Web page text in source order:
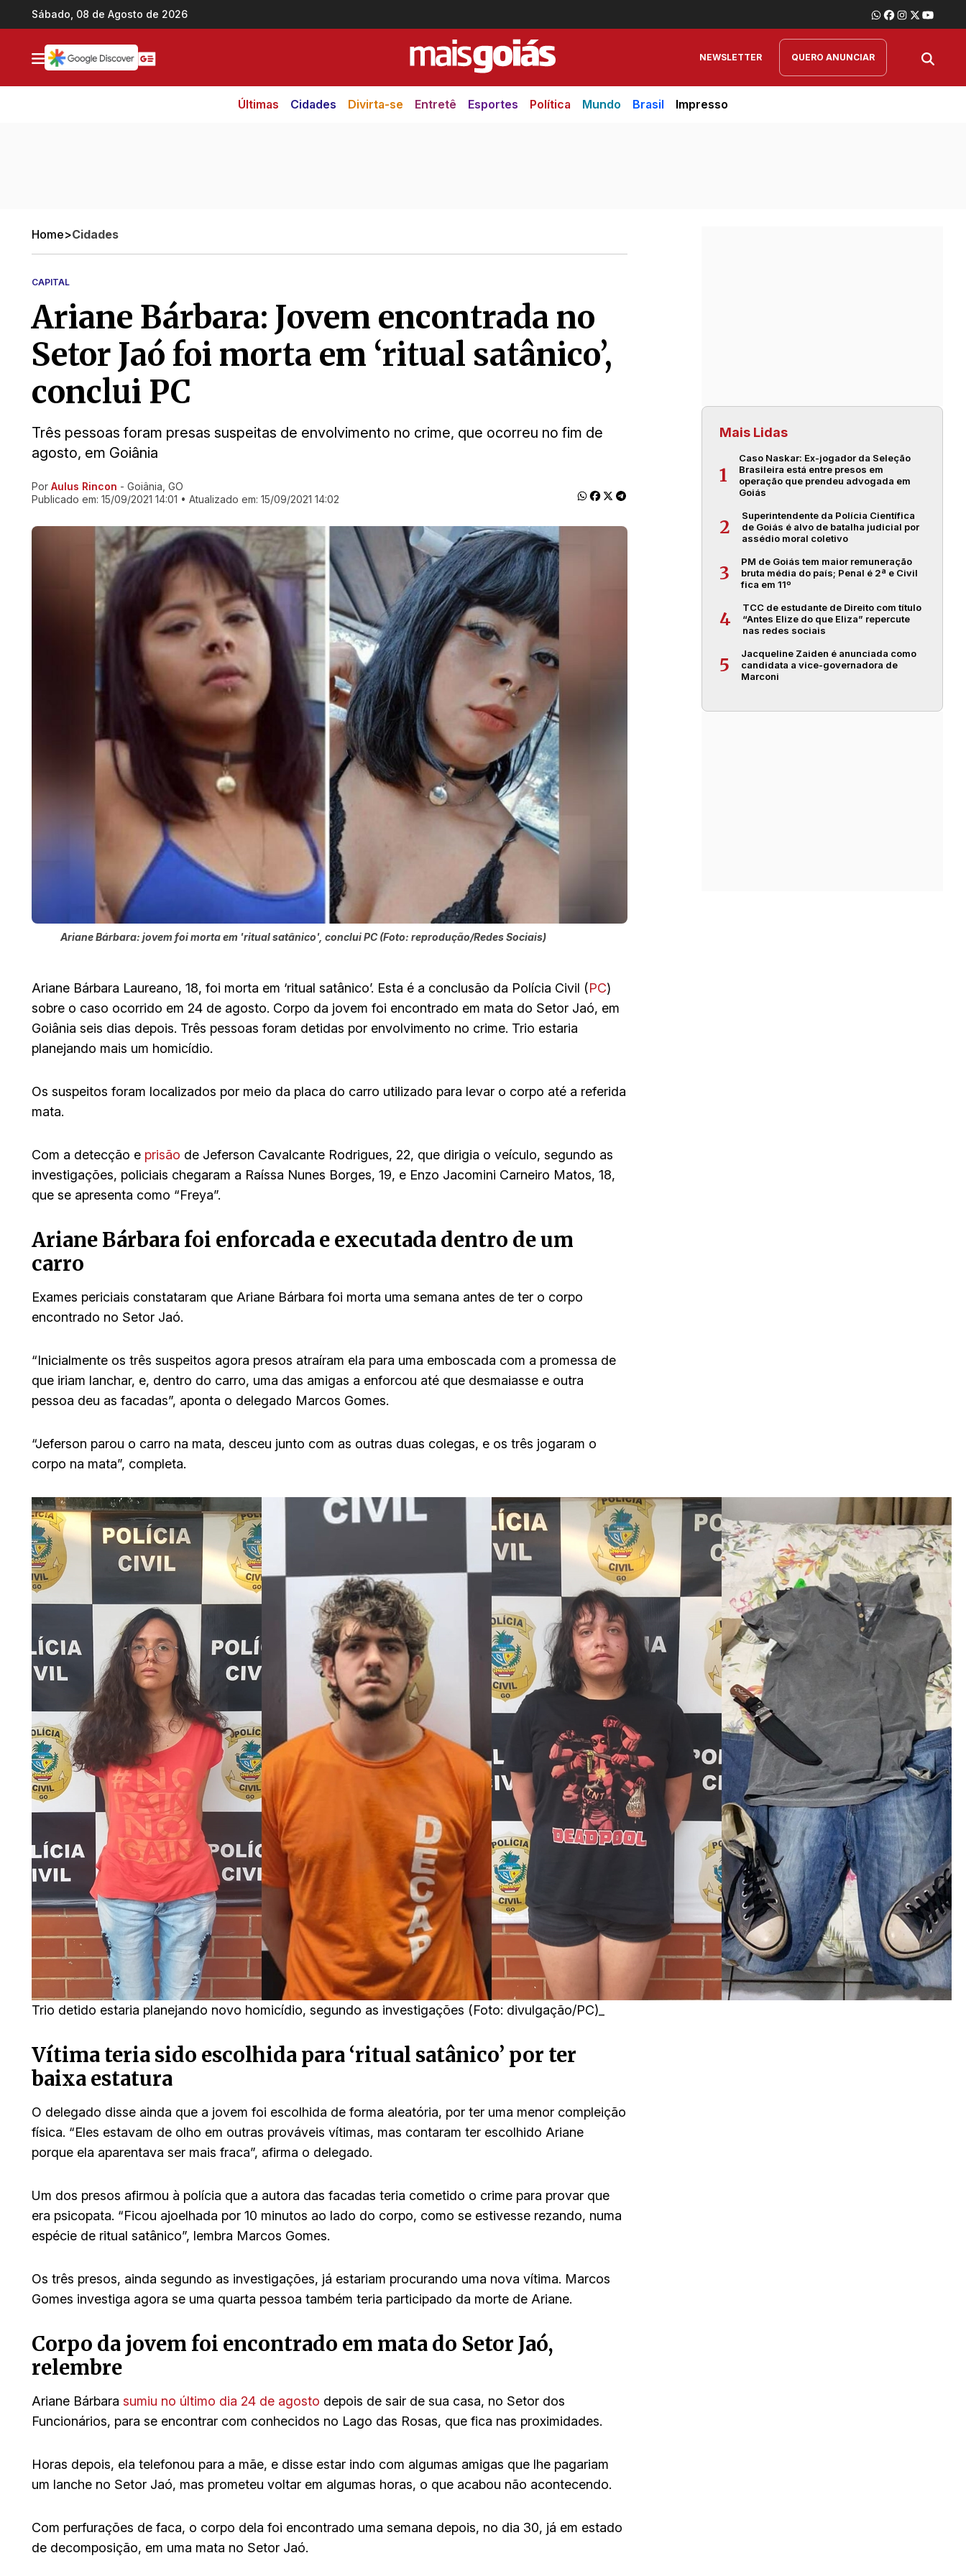
Ir direto pro conteúdo
Sábado, 08 de Agosto de 2026
NEWSLETTER QUERO ANUNCIAR
Últimas Cidades Divirta-se Entretê Esportes Política Mundo Brasil Impresso
Home>Cidades
CAPITAL
Ariane Bárbara: Jovem encontrada no
Setor Jaó foi morta em ‘ritual satânico’,
conclui PC
Três pessoas foram presas suspeitas de envolvimento no crime, que ocorreu no fim de
agosto, em Goiânia
Ir direto pra matéria
Por Aulus Rincon - Goiânia, GO
Publicado em: 15/09/2021 14:01 • Atualizado em: 15/09/2021 14:02
Ariane Bárbara: jovem foi morta em 'ritual satânico', conclui PC (Foto: reprodução/Redes Sociais)
Ariane Bárbara Laureano, 18, foi morta em ‘ritual satânico’. Esta é a conclusão da Polícia Civil (PC)
sobre o caso ocorrido em 24 de agosto. Corpo da jovem foi encontrado em mata do Setor Jaó, em
Goiânia seis dias depois. Três pessoas foram detidas por envolvimento no crime. Trio estaria
planejando mais um homicídio.
Os suspeitos foram localizados por meio da placa do carro utilizado para levar o corpo até a referida
mata.
Com a detecção e prisão de Jeferson Cavalcante Rodrigues, 22, que dirigia o veículo, segundo as
investigações, policiais chegaram a Raíssa Nunes Borges, 19, e Enzo Jacomini Carneiro Matos, 18,
que se apresenta como “Freya”.
Ariane Bárbara foi enforcada e executada dentro de um
carro
Exames periciais constataram que Ariane Bárbara foi morta uma semana antes de ter o corpo
encontrado no Setor Jaó.
“Inicialmente os três suspeitos agora presos atraíram ela para uma emboscada com a promessa de
que iriam lanchar, e, dentro do carro, uma das amigas a enforcou até que desmaiasse e outra
pessoa deu as facadas”, aponta o delegado Marcos Gomes.
“Jeferson parou o carro na mata, desceu junto com as outras duas colegas, e os três jogaram o
corpo na mata”, completa.
Trio detido estaria planejando novo homicídio, segundo as investigações (Foto: divulgação/PC)_
Vítima teria sido escolhida para ‘ritual satânico’ por ter
baixa estatura
O delegado disse ainda que a jovem foi escolhida de forma aleatória, por ter uma menor compleição
física. “Eles estavam de olho em outras prováveis vítimas, mas contaram ter escolhido Ariane
porque ela aparentava ser mais fraca”, afirma o delegado.
Um dos presos afirmou à polícia que a autora das facadas teria cometido o crime para provar que
era psicopata. “Ficou ajoelhada por 10 minutos ao lado do corpo, como se estivesse rezando, numa
espécie de ritual satânico”, lembra Marcos Gomes.
Os três presos, ainda segundo as investigações, já estariam procurando uma nova vítima. Marcos
Gomes investiga agora se uma quarta pessoa também teria participado da morte de Ariane.
Corpo da jovem foi encontrado em mata do Setor Jaó,
relembre
Ariane Bárbara sumiu no último dia 24 de agosto depois de sair de sua casa, no Setor dos
Funcionários, para se encontrar com conhecidos no Lago das Rosas, que fica nas proximidades.
Horas depois, ela telefonou para a mãe, e disse estar indo com algumas amigas que lhe pagariam
um lanche no Setor Jaó, mas prometeu voltar em algumas horas, o que acabou não acontecendo.
Com perfurações de faca, o corpo dela foi encontrado uma semana depois, no dia 30, já em estado
de decomposição, em uma mata no Setor Jaó.
Mais Lidas
1
Caso Naskar: Ex-jogador da Seleção
Brasileira está entre presos em
operação que prendeu advogada em
Goiás
2
Superintendente da Polícia Científica
de Goiás é alvo de batalha judicial por
assédio moral coletivo
3
PM de Goiás tem maior remuneração
bruta média do país; Penal é 2ª e Civil
fica em 11º
4
TCC de estudante de Direito com título
“Antes Elize do que Eliza” repercute
nas redes sociais
5
Jacqueline Zaiden é anunciada como
candidata a vice-governadora de
Marconi